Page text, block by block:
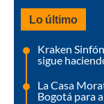
Lo último
Kraken
sigue
La Casa
Bogotá para